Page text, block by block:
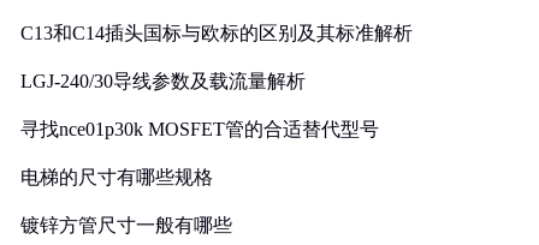
C13和C14插头国标与欧标的区别及其标准解析
LGJ-240/30导线参数及载流量解析
寻找nce01p30k MOSFET管的合适替代型号
电梯的尺寸有哪些规格
镀锌方管尺寸一般有哪些